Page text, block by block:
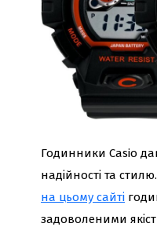
Годинники Casio
надійності та
на цьому сайті
задоволеними